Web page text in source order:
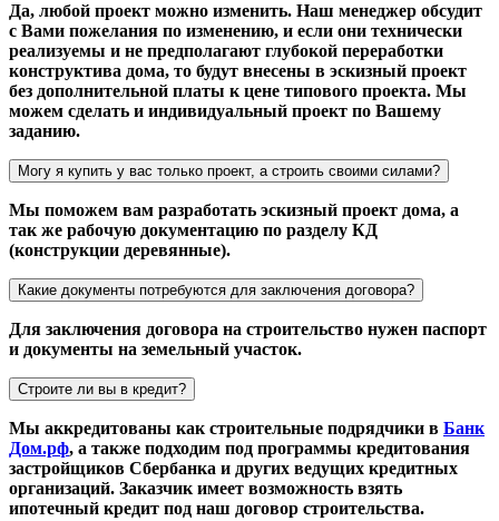
Да, любой проект можно изменить. Наш менеджер обсудит
с Вами пожелания по изменению, и если они технически
реализуемы и не предполагают глубокой переработки
конструктива дома, то будут внесены в эскизный проект
без дополнительной платы к цене типового проекта. Мы
можем сделать и индивидуальный проект по Вашему
заданию.
Могу я купить у вас только проект, а строить своими силами?
Мы поможем вам разработать эскизный проект дома, а
так же рабочую документацию по разделу КД
(конструкции деревянные).
Какие документы потребуются для заключения договора?
Для заключения договора на строительство нужен паспорт
и документы на земельный участок.
Строите ли вы в кредит?
Мы аккредитованы как строительные подрядчики в Банк
Дом.рф, а также подходим под программы кредитования
застройщиков Сбербанка и других ведущих кредитных
организаций. Заказчик имеет возможность взять
ипотечный кредит под наш договор строительства.